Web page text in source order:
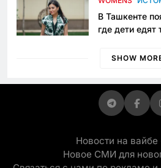
В Ташкенте
где дети едят
просить
SHOW
Новости на вайбе
Новое СМИ для